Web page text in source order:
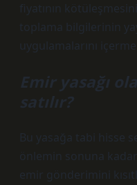
fiyatının
toplama bilgilerinin
uygulamalarını
Emir yasağı
satılır?
Bu yasağa tabi hisse
önlemin sonuna
emir gönderimini